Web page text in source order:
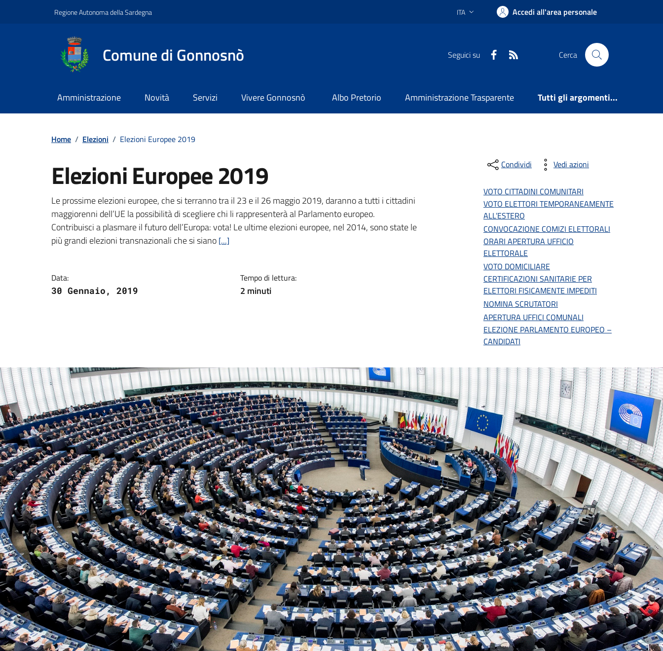
Regione Autonoma della Sardegna Lingua attiva:
ITA Accedi all'area personale
Comune di Gonnosnò Seguici su Facebook Cerca
Amministrazione Novità Servizi Vivere Gonnosnò Albo Pretorio Amministrazione Trasparente Tutti gli argomenti...
Home / Elezioni / Elezioni Europee 2019
Elezioni Europee 2019
Dettagli della notizia
Le prossime elezioni europee, che si terranno tra il 23 e il 26 maggio 2019, daranno a tutti i cittadini
maggiorenni dell’UE la possibilità di scegliere chi li rappresenterà al Parlamento europeo.
Contribuisci a plasmare il futuro dell’Europa: vota! Le ultime elezioni europee, nel 2014, sono state le
più grandi elezioni transnazionali che si siano […]
Data:
30 Gennaio, 2019
Tempo di lettura:
2 minuti
Condividi Vedi azioni
VOTO CITTADINI COMUNITARI
VOTO ELETTORI TEMPORANEAMENTE
ALL’ESTERO
CONVOCAZIONE COMIZI ELETTORALI
ORARI APERTURA UFFICIO
ELETTORALE
VOTO DOMICILIARE
CERTIFICAZIONI SANITARIE PER
ELETTORI FISICAMENTE IMPEDITI
NOMINA SCRUTATORI
APERTURA UFFICI COMUNALI
ELEZIONE PARLAMENTO EUROPEO –
CANDIDATI